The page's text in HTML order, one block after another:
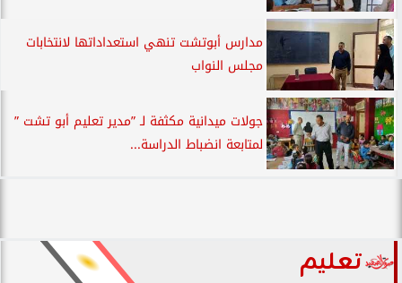
مدارس أبوتشت تنهي استعداداتها لانتخابات
مجلس النواب
جولات ميدانية مكثفة لـ ”مدير تعليم أبو تشت ”
لمتابعة انضباط الدراسة...
تعليم